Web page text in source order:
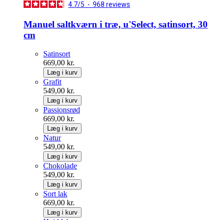
4.7/5 - 968 reviews
Manuel saltkværn i træ, u'Select, satinsort, 30
cm
Satinsort
669,00 kr.
Læg i kurv
Grafit
549,00 kr.
Læg i kurv
Passionsrød
669,00 kr.
Læg i kurv
Natur
549,00 kr.
Læg i kurv
Chokolade
549,00 kr.
Læg i kurv
Sort lak
669,00 kr.
Læg i kurv